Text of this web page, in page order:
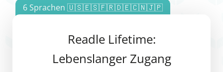
6 Sprachen 🇺🇸🇪🇸🇫🇷🇩🇪🇨🇳🇯🇵
Readle Lifetime:
Lebenslanger Zugang